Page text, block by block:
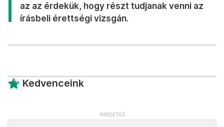
az az érdekük, hogy részt tudjanak venni az
írásbeli érettségi vizsgán.
Kedvenceink